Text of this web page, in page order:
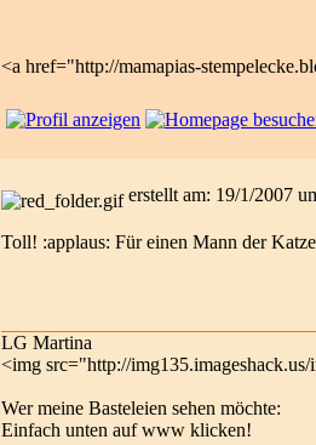
<a href="http://mamapias-
erstellt am: 19/1/2007
Toll! :applaus: Für einen Mann der
LG Martina
<img src="http://
Wer meine Basteleien sehen möchte:
Einfach unten auf www klicken!